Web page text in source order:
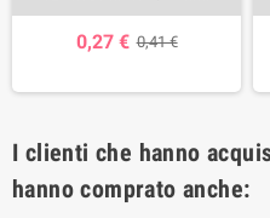
0,27 € 0,41 €
I clienti che hanno
hanno comprato anche: